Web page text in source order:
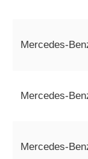
Mercedes-
Mercedes-
Mercedes-